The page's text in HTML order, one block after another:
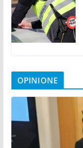
OPINIONE